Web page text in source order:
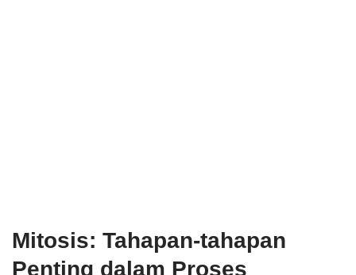
Mitosis: Tahapan-tahapan
Penting dalam Proses